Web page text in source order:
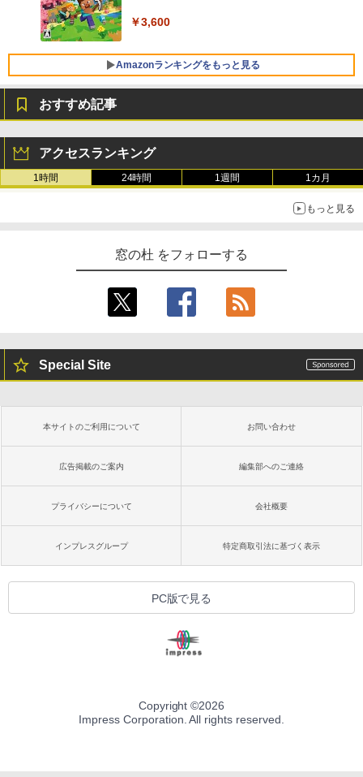
FMV ノートパソコン WE1-K3 (MS 365 P
VWK3E15W_AZ
￥139,880
￥3,600
Amazonランキングをもっと見る
￥1,766
bデザイン入門講座［第2版］
非エンジニア 初心者 素人 でも安心 使い
方 マニュアル AI副業にもコンテンツ作成
にもKindle出版にも！ 非エンジニアのた
￥99
AIイラスト表現辞典: 思い通りの絵を引き
￥480
ードウェア・市販ソフトウェアのパーフ
ェクトリストと最新エミュレータ紹介
ない、大きな画面で読みやすい、6週間持
続バッテリー、6インチディスプレイ電子
書籍リーダー、マッチャ、16GB、広告な
し
Kindle Paperwhite シグニチャーエディ
るさ自動調整、色調調節ライト、12週間
持続バッテリー、広告なし、メタリック
ブラック
￥27,980
ンチディスプレイ、色調調節ライト、12
週間持続バッテリー、広告なし、ブラッ
Amazon Kindle Colorsoft | 16GBストレ
ージ、防水、7インチカラーディスプレ
イ、色調調節ライト、最大8週間持続バッ
テリー、広告無し、ブラック (2025年発
売)
￥31,980
New Amazon Kindle Scribe Colorsoft |
11インチカラーディスプレイ、64GBスト
き、グラファイト
￥115,980
おすすめ記事
アクセスランキング
1時間 24時間 1週間 1カ月
もっと見る
窓の杜 をフォローする
Special Site
本サイトのご利用について お問い合わせ
広告掲載のご案内 編集部へのご連絡
プライバシーについて 会社概要
インプレスグループ 特定商取引法に基づく表示
PC版で見る
Copyright ©2026
Impress Corporation. All rights reserved.